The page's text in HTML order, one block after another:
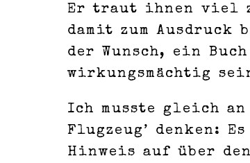
Er traut ihnen viel
damit zum
der Wunsch, ein
wirkungsmächtig
Ich musste gleich
Flugzeug’ denken:
Hinweis auf über